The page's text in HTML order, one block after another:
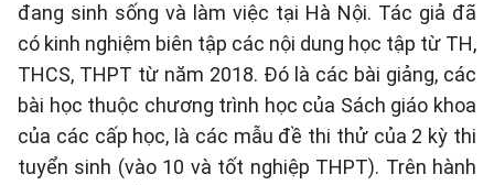
đang sinh sống và làm việc tại Hà Nội. Tác giả đã
có kinh nghiệm biên tập các nội dung học tập từ TH,
THCS, THPT từ năm 2018. Đó là các bài giảng, các
bài học thuộc chương trình học của Sách giáo khoa
của các cấp học, là các mẫu đề thi thử của 2 kỳ thi
tuyển sinh (vào 10 và tốt nghiệp THPT). Trên hành